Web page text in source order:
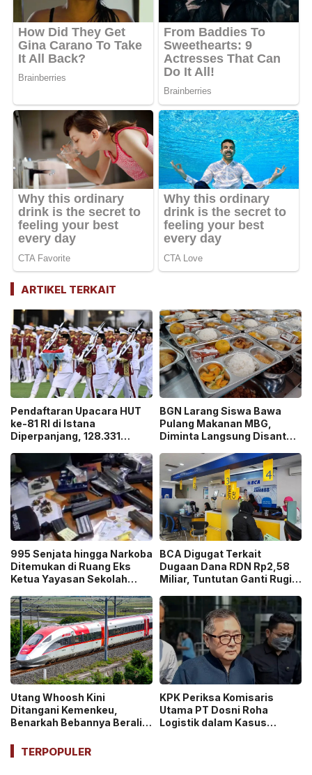
ARTIKEL TERKAIT
Pendaftaran Upacara HUT
ke-81 RI di Istana
Diperpanjang, 128.331
Ticket”
BGN Larang Siswa Bawa
Pulang Makanan MBG,
Diminta Langsung Disantap
995 Senjata hingga Narkoba
Ditemukan di Ruang Eks
Ketua Yayasan Sekolah
Ekskul Menembak!
BCA Digugat Terkait
Dugaan Dana RDN Rp2,58
Miliar, Tuntutan Ganti Rugi
Utang Whoosh Kini
Ditangani Kemenkeu,
Benarkah Bebannya Beralih
KPK Periksa Komisaris
Utama PT Dosni Roha
Logistik dalam Kasus
TERPOPULER